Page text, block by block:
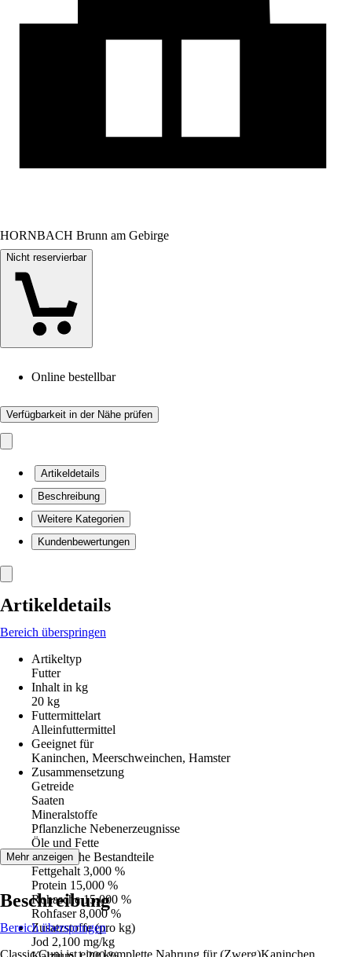
HORNBACH Brunn am Gebirge
Nicht reservierbar
Online bestellbar
Verfügbarkeit in der Nähe prüfen
Artikeldetails
Beschreibung
Weitere Kategorien
Kundenbewertungen
Artikeldetails
Bereich überspringen
Artikeltyp
Futter
Inhalt in kg
20 kg
Futtermittelart
Alleinfuttermittel
Geeignet für
Kaninchen, Meerschweinchen, Hamster
Zusammensetzung
Getreide
Saaten
Mineralstoffe
Pflanzliche Nebenerzeugnisse
Öle und Fette
Analytische Bestandteile
Fettgehalt 3,000 %
Protein 15,000 %
Rohasche 15,000 %
Rohfaser 8,000 %
Zusatzstoffe (pro kg)
Jod 2,100 mg/kg
Mehr anzeigen
Beschreibung
Bereich überspringen
Classic Cuni ist eine komplette Nahrung für (Zwerg)Kaninchen.